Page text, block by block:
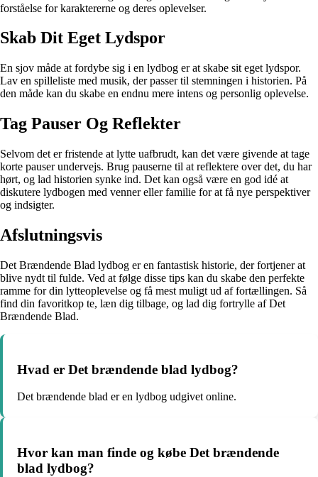
forståelse for karaktererne og deres oplevelser.
Skab Dit Eget Lydspor
En sjov måde at fordybe sig i en lydbog er at skabe sit eget lydspor.
Lav en spilleliste med musik, der passer til stemningen i historien. På
den måde kan du skabe en endnu mere intens og personlig oplevelse.
Tag Pauser Og Reflekter
Selvom det er fristende at lytte uafbrudt, kan det være givende at tage
korte pauser undervejs. Brug pauserne til at reflektere over det, du har
hørt, og lad historien synke ind. Det kan også være en god idé at
diskutere lydbogen med venner eller familie for at få nye perspektiver
og indsigter.
Afslutningsvis
Det Brændende Blad lydbog er en fantastisk historie, der fortjener at
blive nydt til fulde. Ved at følge disse tips kan du skabe den perfekte
ramme for din lytteoplevelse og få mest muligt ud af fortællingen. Så
find din favoritkop te, læn dig tilbage, og lad dig fortrylle af Det
Brændende Blad.
Hvad er Det brændende blad lydbog?
Det brændende blad er en lydbog udgivet online.
Hvor kan man finde og købe Det brændende
blad lydbog?